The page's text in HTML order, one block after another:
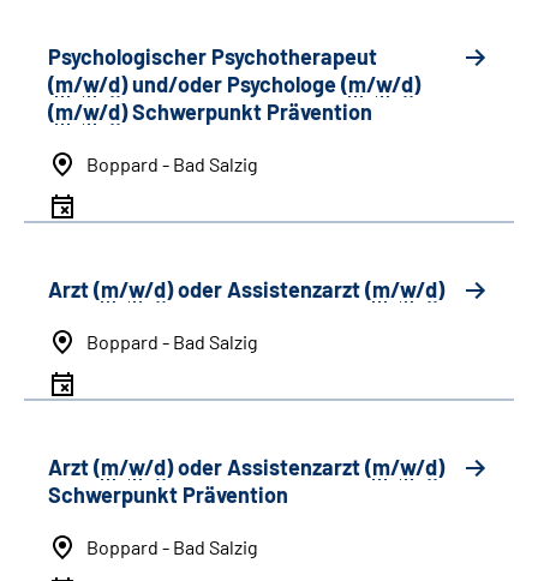
Psychologischer Psychotherapeut
(m/w/d) und/oder Psychologe (m/w/d)
(m/w/d) Schwerpunkt Prävention
Boppard - Bad Salzig
Arzt (m/w/d) oder Assistenzarzt (m/w/d)
Boppard - Bad Salzig
Arzt (m/w/d) oder Assistenzarzt (m/w/d)
Schwerpunkt Prävention
Boppard - Bad Salzig